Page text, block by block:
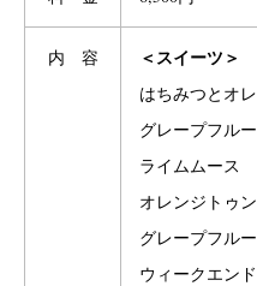
内 容 ＜スイーツ＞
はちみつとオ
グレープフル
ライムムース
オレンジトゥ
グレープフル
ウィークエン